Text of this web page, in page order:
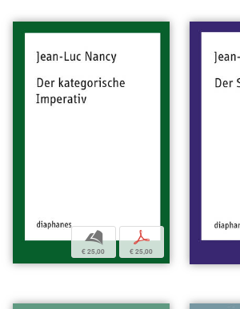
b
€ 25,00
p
€ 25,00